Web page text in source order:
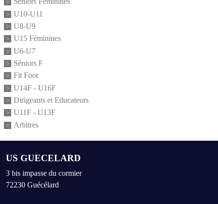
U10-U11
U8-U9
U15 Féminines
U6-U7
Séniors F
Fit Foot
U14F - U16F
Dirigeants et Educateurs
U11F - U13F
Arbitres
US GUECELARD
3 bis impasse du cormier
72230 Guécélard